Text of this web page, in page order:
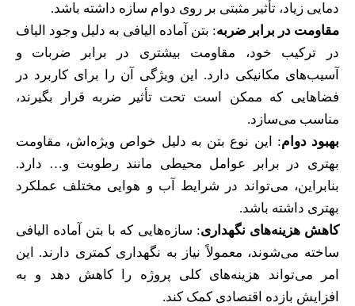
دمایی زیاد، تأثیر مثبتی بر روی دوام سازه داشته باشد.
مقاومت در برابر ضربه: بتن آماده الیافی به دلیل وجود الیاف
در ترکیب خود، مقاومت بیشتری در برابر ضربات و
آسیب‌های مکانیکی دارد. این ویژگی آن را برای کاربرد در
فضاهایی که ممکن است تحت تأثیر ضربه قرار بگیرند،
مناسب می‌سازد.
بهبود دوام: این نوع بتن به دلیل خواص ویژه‌اش، مقاومت
بهتری در برابر عوامل محیطی مانند رطوبت و… دارد.
بنابراین، می‌تواند در شرایط آب و هوایی مختلف عملکرد
بهتری داشته باشد.
کاهش هزینه‌های نگهداری: سازه‌هایی که با بتن آماده الیافی
ساخته می‌شوند، معمولاً نیاز به نگهداری کمتری دارند. این
امر می‌تواند هزینه‌های کلی پروژه را کاهش دهد و به
افزایش بازده اقتصادی کمک کند.